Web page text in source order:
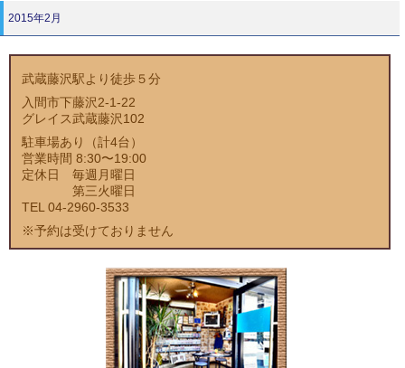
2015年2月
武蔵藤沢駅より徒歩５分
入間市下藤沢2-1-22
グレイス武蔵藤沢102
駐車場あり（計4台）
営業時間 8:30〜19:00
定休日 毎週月曜日
第三火曜日
TEL 04-2960-3533
※予約は受けておりません